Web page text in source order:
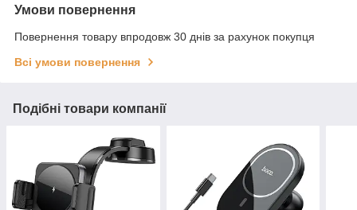
Умови повернення
Повернення товару впродовж 30 днів за рахунок покупця
Всі умови повернення
Подібні товари компанії